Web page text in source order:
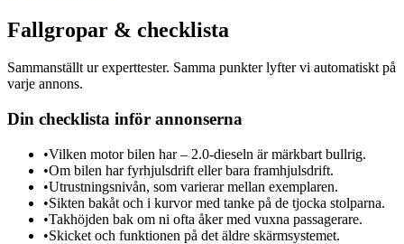
Fallgropar & checklista
Sammanställt ur experttester. Samma punkter lyfter vi automatiskt på
varje annons.
Din checklista inför annonserna
•Vilken motor bilen har – 2.0-dieseln är märkbart bullrig.
•Om bilen har fyrhjulsdrift eller bara framhjulsdrift.
•Utrustningsnivån, som varierar mellan exemplaren.
•Sikten bakåt och i kurvor med tanke på de tjocka stolparna.
•Takhöjden bak om ni ofta åker med vuxna passagerare.
•Skicket och funktionen på det äldre skärmsystemet.